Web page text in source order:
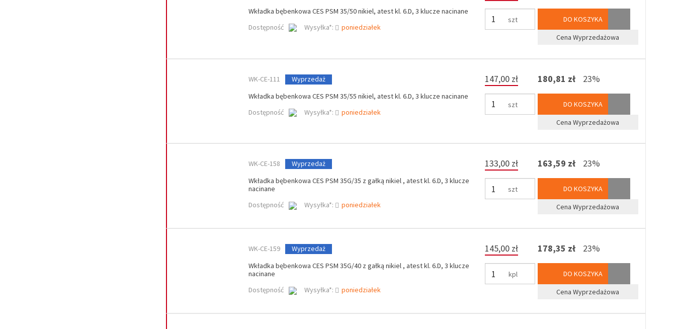
Wkładka bębenkowa CES PSM 35/50 nikiel, atest kl. 6.D, 3 klucze nacinane
Dostępność
Wysyłka*: poniedziałek
szt
DO KOSZYKA
Cena Wyprzedażowa
WK-CE-111
Wyprzedaż
Wkładka bębenkowa CES PSM 35/55 nikiel, atest kl. 6.D, 3 klucze nacinane
Dostępność
Wysyłka*: poniedziałek
147,00 zł
szt
180,81 zł 23%
DO KOSZYKA
Cena Wyprzedażowa
WK-CE-158
Wyprzedaż
Wkładka bębenkowa CES PSM 35G/35 z gałką nikiel , atest kl. 6.D, 3 klucze
nacinane
Dostępność
Wysyłka*: poniedziałek
133,00 zł
szt
163,59 zł 23%
DO KOSZYKA
Cena Wyprzedażowa
WK-CE-159
Wyprzedaż
Wkładka bębenkowa CES PSM 35G/40 z gałką nikiel , atest kl. 6.D, 3 klucze
nacinane
Dostępność
Wysyłka*: poniedziałek
145,00 zł
kpl
178,35 zł 23%
DO KOSZYKA
Cena Wyprzedażowa